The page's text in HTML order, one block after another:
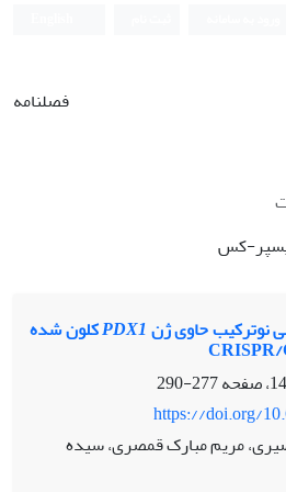
فصلنامه
کس
نوترکیب حاوی ژنPDX1کلون شده
277-290
https://doi.org/
مریم مبارک قمصری، سیده